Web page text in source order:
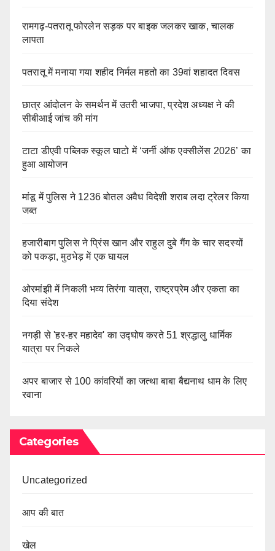
रामगढ़-पतरातू फोरलेन सड़क पर बाइक जलकर खाक, चालक
लापता
पतरातू में मनाया गया शहीद निर्मल महतो का 39वां शहादत दिवस
छात्र आंदोलन के समर्थन में उतरी भाजपा, प्रदेश अध्यक्ष ने की
सीबीआई जांच की मांग
टाटा डीएवी पब्लिक स्कूल घाटो में ‘जर्नी ऑफ एक्सीलेंस 2026’ का
हुआ आयोजन
मांडू में पुलिस ने 1236 बोतल अवैध विदेशी शराब लदा ट्रेलर किया
जब्त
हजारीबाग पुलिस ने प्रिंस खान और राहुल दुबे गैंग के चार सदस्यों
को पकड़ा, मुठभेड़ में एक घायल
ओरमांझी में निकली भव्य तिरंगा यात्रा, राष्ट्रप्रेम और एकता का
दिया संदेश
नगड़ी से 'हर-हर महादेव' का उद्घोष करते 51 श्रद्धालु धार्मिक
यात्रा पर निकले
अपर बाजार से 100 कांवरियों का जत्था बाबा बैद्यनाथ धाम के लिए
रवाना
Categories
Uncategorized
आप की बात
खेल